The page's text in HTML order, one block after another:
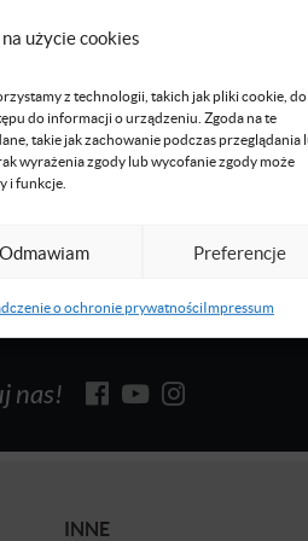
użycie cookies
z technologii, takich jak pliki cookie, do
do informacji o urządzeniu. Zgoda na te
takie jak zachowanie podczas przeglądania
wyrażenia zgody lub wycofanie zgody może
i funkcje.
Odmawiam Preferencje
o ochronie prywatnościImpressum
biznesowe na całym świecie.
Dzieli się swoją wiedzą z
przez networing.
nas!
INNE